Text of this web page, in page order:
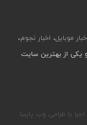
موبایل، اخبار نجوم،
یکی از بهترین سایت
با طراحی وب پارسا